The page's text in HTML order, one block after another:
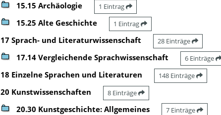
15.15 Archäologie 1 Eintrag
15.25 Alte Geschichte 1 Eintrag
17 Sprach- und Literaturwissenschaft 28 Einträge
17.14 Vergleichende Sprachwissenschaft 6 Einträge
18 Einzelne Sprachen und Literaturen 148 Einträge
20 Kunstwissenschaften 8 Einträge
20.30 Kunstgeschichte: Allgemeines 7 Einträge